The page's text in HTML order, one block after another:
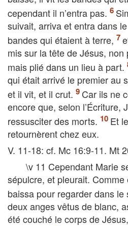
cependant il n’entra pas.
suivait, arriva et entra dans
bandes qui étaient à terre,
mis sur la tête de Jésus,
mais plié dans un lieu à part.
qui était arrivé le premier au
et il vit, et il crut.
Car ils ne
encore que, selon l’Écriture,
ressusciter des morts.
Et
retournèrent chez eux.
V. 11-18: cf. Mc 16:9-11. Mt
\v 11 Cependant Marie
sépulcre, et pleurait.
baissa pour regarder dans le
deux anges vêtus de blanc,
été couché le corps de